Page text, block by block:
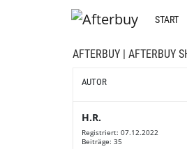
START
AFTERBUY | AFTERBUY
AUTOR
H.R.
Registriert: 07.12.2022
Beiträge: 35